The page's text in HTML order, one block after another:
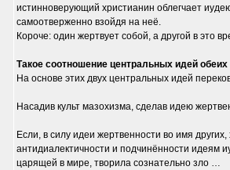
истинноверующий христианин облегчает
самоотверженно взойдя на неё.
Короче: один жертвует собой, а другой в это
Такое соотношение центральных идей обеих
На основе этих двух центральных идей
Насадив культ мазохизма, сделав идею
Если, в силу идеи жертвенности во имя
антидиалектичности и подчинённости идеям
царящей в мире, творила сознательно зло …